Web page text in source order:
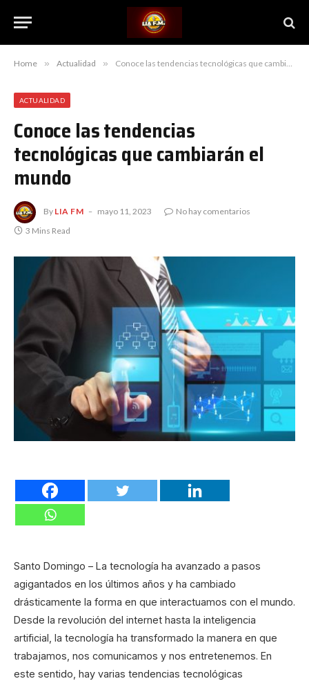
Home » Actualidad » Conoce las tendencias tecnológicas que cambiarán el mundo
ACTUALIDAD
Conoce las tendencias
tecnológicas que cambiarán el
mundo
By LIA FM mayo 11, 2023
No hay comentarios
3 Mins Read
Santo Domingo – La tecnología ha avanzado a pasos
agigantados en los últimos años y ha cambiado
drásticamente la forma en que interactuamos con el mundo.
Desde la revolución del internet hasta la inteligencia
artificial, la tecnología ha transformado la manera en que
trabajamos, nos comunicamos y nos entretenemos. En
este sentido, hay varias tendencias tecnológicas